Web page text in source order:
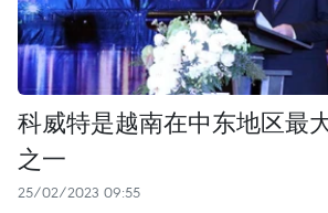
科威特是越南在中东地区最
之一
25/02/2023 09:55